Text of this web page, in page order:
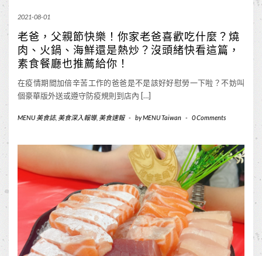
2021-08-01
老爸，父親節快樂！你家老爸喜歡吃什麼？燒
肉、火鍋、海鮮還是熱炒？沒頭緒快看這篇，
素食餐廳也推薦給你！
在疫情期間加倍辛苦工作的爸爸是不是該好好慰勞一下啦？不妨叫
個豪華版外送或遵守防疫規則到店內 […]
MENU 美食誌, 美食深入報導, 美食速報 - byMENU Taiwan - 0 Comments